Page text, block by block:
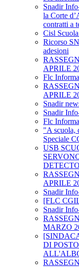
Snadir
la Corte
contratti a
Cisl
Ricorso
adesioni
APRILE
Flc
APRILE
Snadir
Snadir
Flc
"A scuola,
Speciale
USB
APRILE
Snadir
[FLC
Snadir
MARZO
DI